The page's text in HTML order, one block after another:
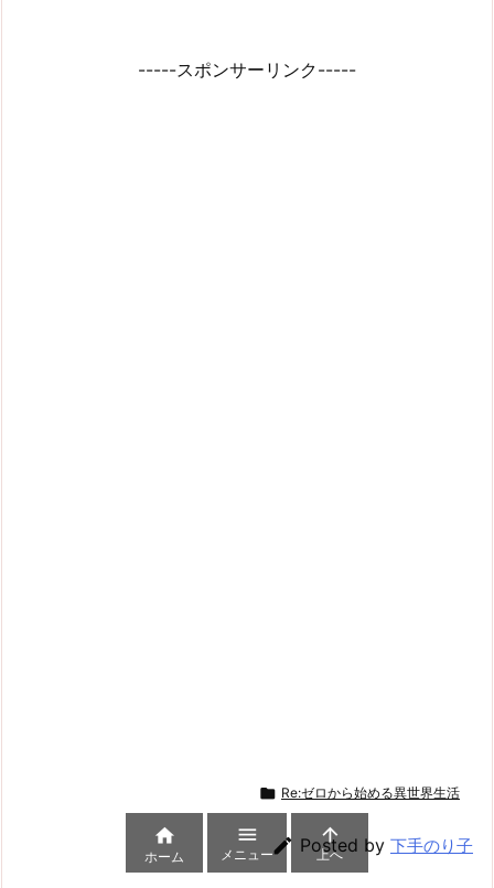
-----スポンサーリンク-----
 Re:ゼロから始める異世界生活
 Posted by 下手のり子

ホーム

メニュー

上へ